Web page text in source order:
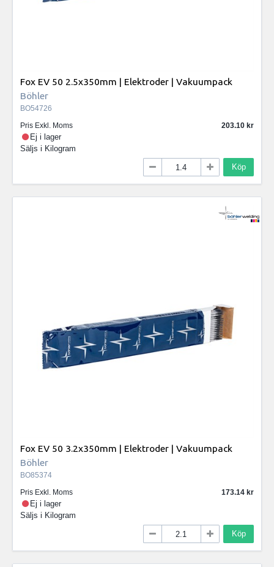
Fox EV 50 2.5x350mm | Elektroder | Vakuumpack
Böhler
BO54726
Pris Exkl. Moms
203.10
Ej i lager
Säljs i Kilogram
Köp
Fox EV 50 3.2x350mm | Elektroder | Vakuumpack
Böhler
BO85374
Pris Exkl. Moms
173.14
Ej i lager
Säljs i Kilogram
Köp